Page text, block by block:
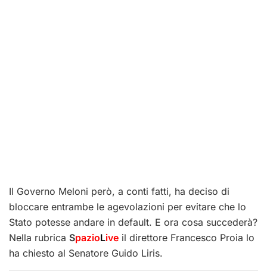
Il Governo Meloni però, a conti fatti, ha deciso di
bloccare entrambe le agevolazioni per evitare che lo
Stato potesse andare in default. E ora cosa succederà?
Nella rubrica SpazioLive il direttore Francesco Proia lo
ha chiesto al Senatore Guido Liris.